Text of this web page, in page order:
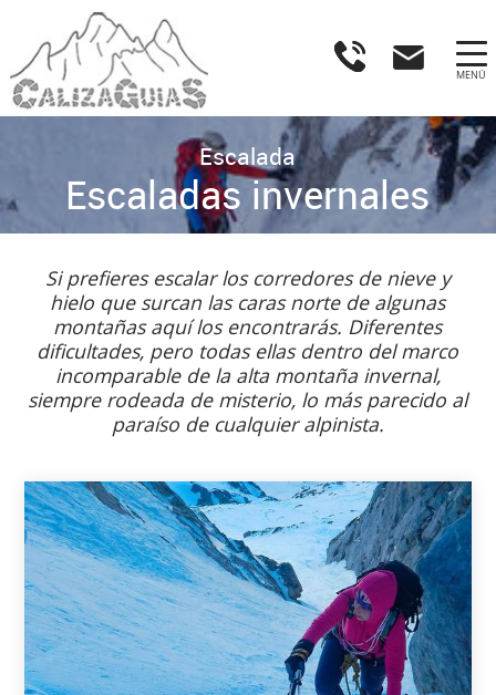
MENÚ
Escalada
Escaladas invernales
Si prefieres escalar los corredores de nieve y
hielo que surcan las caras norte de algunas
montañas aquí los encontrarás. Diferentes
dificultades, pero todas ellas dentro del marco
incomparable de la alta montaña invernal,
siempre rodeada de misterio, lo más parecido al
paraíso de cualquier alpinista.